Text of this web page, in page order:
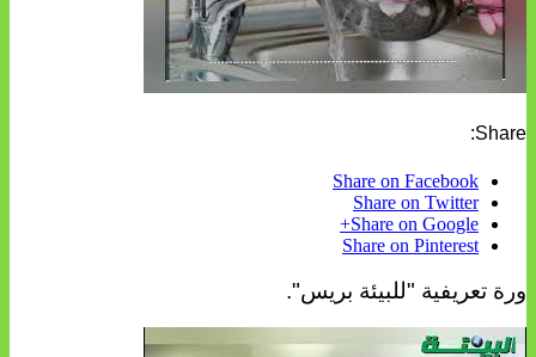
Share:
Share on Facebook
Share on Twitter
Share on Google+
Share on Pinterest
ورة تعريفية "للبيئة بريس".